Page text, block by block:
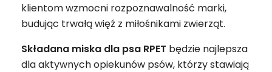
klientom wzmocni rozpoznawalność marki,
budując trwałą więź z miłośnikami zwierząt.
Składana miska dla psa RPET będzie najlepsza
dla aktywnych opiekunów psów, którzy stawiają